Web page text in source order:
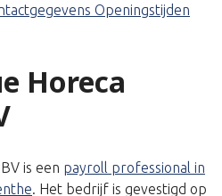
Openingstijden
Horeca
is een payroll professional in
. Het bedrijf is gevestigd op